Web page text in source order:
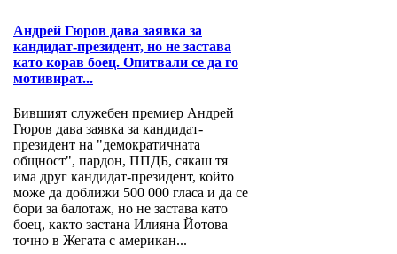
Андрей Гюров дава заявка за
кандидат-президент, но не застава
като корав боец. Опитвали се да го
мотивират...
Бившият служебен премиер Андрей
Гюров дава заявка за кандидат-
президент на "демократичната
общност", пардон, ППДБ, сякаш тя
има друг кандидат-президент, който
може да доближи 500 000 гласа и да се
бори за балотаж, но не застава като
боец, както застана Илияна Йотова
точно в Жегата с американ...